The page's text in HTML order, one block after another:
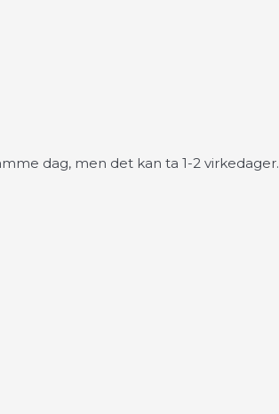
dag, men det kan ta 1-2 virkedager.